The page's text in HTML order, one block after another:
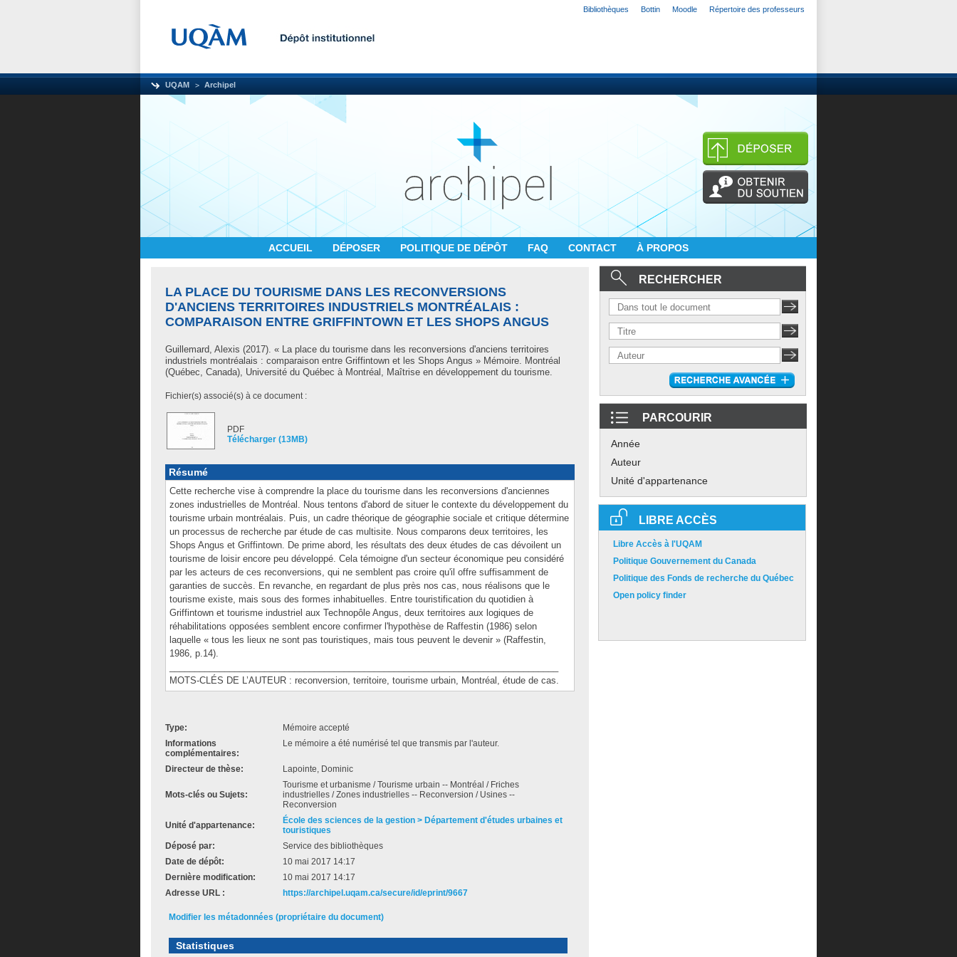
Bibliothèques Bottin Moodle Répertoire des professeurs
UQAM Archipel
ACCUEIL DÉPOSER POLITIQUE DE DÉPÔT FAQ CONTACT À PROPOS
LA PLACE DU TOURISME DANS LES RECONVERSIONS
D'ANCIENS TERRITOIRES INDUSTRIELS MONTRÉALAIS :
COMPARAISON ENTRE GRIFFINTOWN ET LES SHOPS ANGUS
Guillemard, Alexis (2017). « La place du tourisme dans les reconversions d'anciens territoires
industriels montréalais : comparaison entre Griffintown et les Shops Angus » Mémoire. Montréal
(Québec, Canada), Université du Québec à Montréal, Maîtrise en développement du tourisme.
Fichier(s) associé(s) à ce document :
PDF
Télécharger (13MB)
Résumé
Cette recherche vise à comprendre la place du tourisme dans les reconversions d'anciennes
zones industrielles de Montréal. Nous tentons d'abord de situer le contexte du développement du
tourisme urbain montréalais. Puis, un cadre théorique de géographie sociale et critique détermine
un processus de recherche par étude de cas multisite. Nous comparons deux territoires, les
Shops Angus et Griffintown. De prime abord, les résultats des deux études de cas dévoilent un
tourisme de loisir encore peu développé. Cela témoigne d'un secteur économique peu considéré
par les acteurs de ces reconversions, qui ne semblent pas croire qu'il offre suffisamment de
garanties de succès. En revanche, en regardant de plus près nos cas, nous réalisons que le
tourisme existe, mais sous des formes inhabituelles. Entre touristification du quotidien à
Griffintown et tourisme industriel aux Technopôle Angus, deux territoires aux logiques de
réhabilitations opposées semblent encore confirmer l'hypothèse de Raffestin (1986) selon
laquelle « tous les lieux ne sont pas touristiques, mais tous peuvent le devenir » (Raffestin,
1986, p.14).
MOTS-CLÉS DE L’AUTEUR : reconversion, territoire, tourisme urbain, Montréal, étude de cas.
Type:
Mémoire accepté
Informations
complémentaires:
Le mémoire a été numérisé tel que transmis par l'auteur.
Directeur de thèse: Lapointe, Dominic
Mots-clés ou Sujets:
Tourisme et urbanisme / Tourisme urbain -- Montréal / Friches
industrielles / Zones industrielles -- Reconversion / Usines --
Reconversion
Unité d'appartenance:
École des sciences de la gestion > Département d'études urbaines et
touristiques
Déposé par:
Service des bibliothèques
Date de dépôt:
10 mai 2017 14:17
Dernière modification:
10 mai 2017 14:17
Adresse URL :
https://archipel.uqam.ca/secure/id/eprint/9667
Modifier les métadonnées (propriétaire du document)
Statistiques
RECHERCHER
PARCOURIR
Année
Auteur
Unité d'appartenance
LIBRE ACCÈS
Libre Accès à l'UQAM
Politique Gouvernement du Canada
Politique des Fonds de recherche du Québec
Open policy finder